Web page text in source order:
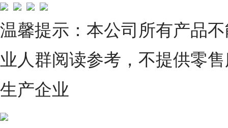
温馨提示：本公司所有产品
业人群阅读参考，不提供零
生产企业